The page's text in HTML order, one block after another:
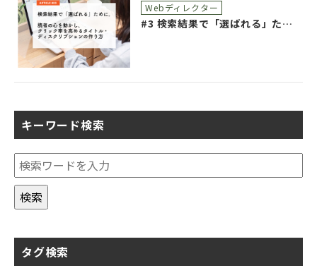
Webディレクター
#3 検索結果で「選ばれる」ために。読者の心を動かし、クリック率を高めるタイトル・ディスクリプションの作り方
キーワード検索
タグ検索